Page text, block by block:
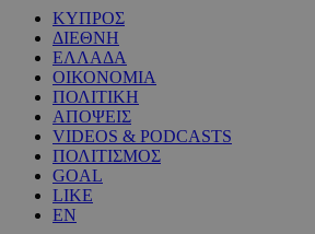
ΚΥΠΡΟΣ
ΔΙΕΘΝΗ
ΕΛΛΑΔΑ
ΟΙΚΟΝΟΜΙΑ
ΠΟΛΙΤΙΚΗ
ΑΠΟΨΕΙΣ
VIDEOS & PODCASTS
ΠΟΛΙΤΙΣΜΟΣ
GOAL
LIKE
EN